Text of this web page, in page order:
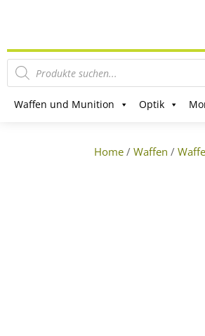
Products
search
Waffen und Munition Optik
Home /Waffen /